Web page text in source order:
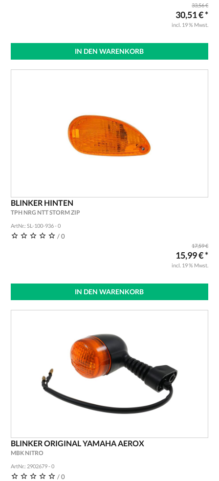
33,56 €
30,51 € *
incl. 19 % Mwst.
IN DEN WARENKORB
BLINKER HINTEN
TPH NRG NTT STORM ZIP
ArtNr.: SL-100-936 - 0
/ 0
17,59 €
15,99 € *
incl. 19 % Mwst.
IN DEN WARENKORB
BLINKER ORIGINAL YAMAHA AEROX
MBK NITRO
ArtNr.: 2902679 - 0
/ 0